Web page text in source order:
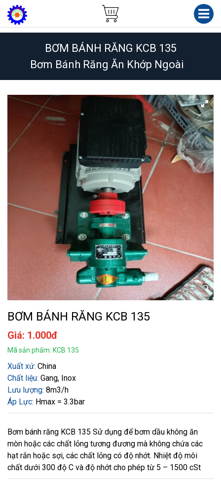
BƠM BÁNH RĂNG KCB 135
Bơm Bánh Răng Ăn Khớp Ngoài
BƠM BÁNH RĂNG KCB 135
Giá: 1.000đ
Mã sản phẩm: KCB 135
Xuất xứ: China
Chất liệu: Gang, Inox
Lưu lượng: 8m3/h
Áp Lực: Hmax = 3.3bar
Bơm bánh răng KCB 135 Sử dụng để bơm dầu không ăn
mòn hoặc các chất lỏng tương đương mà không chứa các
hạt rắn hoặc sợi, các chất lỏng có độ nhớt. Nhiệt độ môi
chất dưới 300 độ C và độ nhớt cho phép từ 5 – 1500 cSt